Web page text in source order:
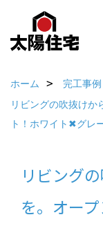
ホーム 完工事例
リビングの吹抜けか
ト！ホワイト✖グレ
リビング
を。オー